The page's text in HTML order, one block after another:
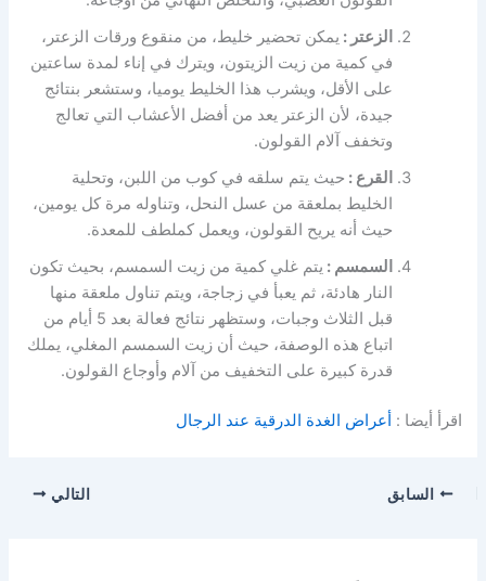
الزعتر : يمكن تحضير خليط، من منقوع ورقات الزعتر،
في كمية من زيت الزيتون، ويترك في إناء لمدة ساعتين
على الأقل، ويشرب هذا الخليط يوميا، وستشعر بنتائج
جيدة، لأن الزعتر يعد من أفضل الأعشاب التي تعالج
وتخفف آلام القولون.
القرع : حيث يتم سلقه في كوب من اللبن، وتحلية
الخليط بملعقة من عسل النحل، وتناوله مرة كل يومين،
حيث أنه يريح القولون، ويعمل كملطف للمعدة.
السمسم : يتم غلي كمية من زيت السمسم، بحيث تكون
النار هادئة، ثم يعبأ في زجاجة، ويتم تناول ملعقة منها
قبل الثلاث وجبات، وستظهر نتائج فعالة بعد 5 أيام من
اتباع هذه الوصفة، حيث أن زيت السمسم المغلي، يملك
قدرة كبيرة على التخفيف من آلام وأوجاع القولون.
اقرأ أيضا : أعراض الغدة الدرقية عند الرجال
السابق التالي